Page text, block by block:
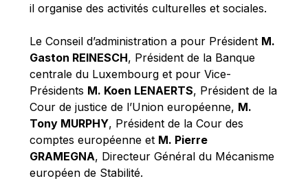
Paschal Donohoe
Pat Cox
Patrizia Nanz
Philippe Maystadt
Pierre Gramegna
Richard Pelly
Robert Goebbels
Robert REYNDERS
il organise des activités culturelles et sociales.
Le Conseil d’administration a pour Président M.
Gaston REINESCH, Président de la Banque
centrale du Luxembourg et pour Vice-
Présidents M. Koen LENAERTS, Président de la
Cour de justice de l’Union européenne, M.
Tony MURPHY, Président de la Cour des
comptes européenne et M. Pierre
GRAMEGNA, Directeur Général du Mécanisme
européen de Stabilité.